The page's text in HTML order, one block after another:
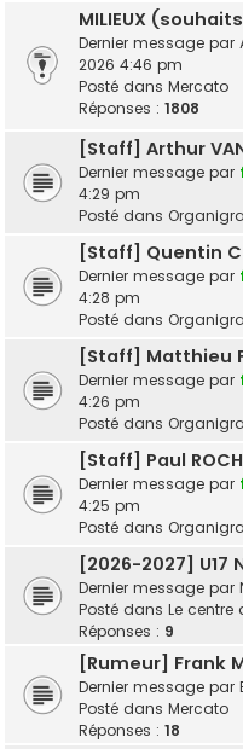
MILIEUX
Dernier message par
2026 4:46 pm
Posté dans Mercato
Réponses : 1808
[Staff] Arthur
Dernier message par
4:29 pm
Posté dans
[Staff] Quentin
Dernier message par
4:28 pm
Posté dans
[Staff] Matthieu
Dernier message par
4:26 pm
Posté dans
[Staff] Paul
Dernier message par
4:25 pm
Posté dans
[2026-2027] U17
Dernier message par
Posté dans Le centre
Réponses : 9
[Rumeur] Frank
Dernier message par
Posté dans Mercato
Réponses : 18